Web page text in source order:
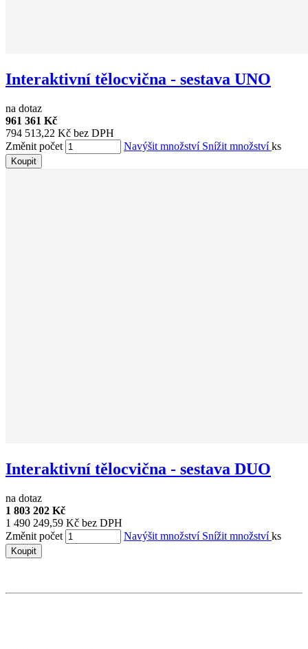
Interaktivní tělocvična - sestava UNO
na dotaz
961 361 Kč
794 513,22 Kč bez DPH
Změnit počet
Navýšit množství Snížit množstvíks
Koupit
Interaktivní tělocvična - sestava DUO
na dotaz
1 803 202 Kč
1 490 249,59 Kč bez DPH
Změnit počet
Navýšit množství Snížit množstvíks
Koupit